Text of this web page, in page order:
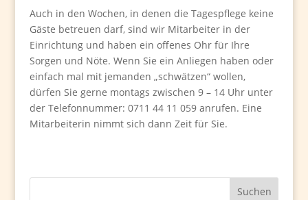
Auch in den Wochen, in denen die Tagespflege keine
Gäste betreuen darf, sind wir Mitarbeiter in der
Einrichtung und haben ein offenes Ohr für Ihre
Sorgen und Nöte. Wenn Sie ein Anliegen haben oder
einfach mal mit jemanden „schwätzen“ wollen,
dürfen Sie gerne montags zwischen 9 – 14 Uhr unter
der Telefonnummer: 0711 44 11 059 anrufen. Eine
Mitarbeiterin nimmt sich dann Zeit für Sie.